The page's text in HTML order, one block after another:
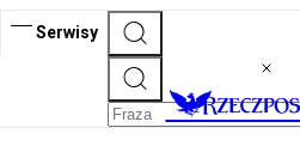
Serwisy